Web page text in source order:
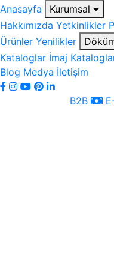
Anasayfa
Kurumsal
Hakkımızda Yetkinlikler
Ürünler Yenilikler
Kataloglar İmaj
Blog Medya İletişim
B2B